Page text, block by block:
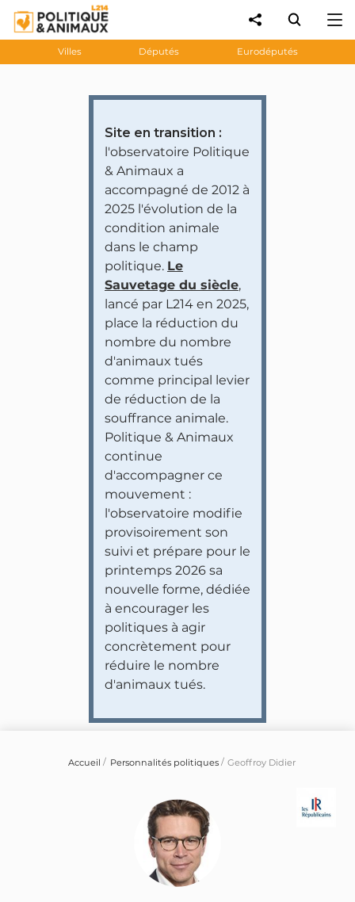
Villes Députés Eurodéputés
Site en transition :
l'observatoire Politique
& Animaux a
accompagné de 2012 à
2025 l'évolution de la
condition animale
dans le champ
politique. Le
Sauvetage du siècle,
lancé par L214 en 2025,
place la réduction du
nombre du nombre
d'animaux tués
comme principal levier
de réduction de la
souffrance animale.
Politique & Animaux
continue
d'accompagner ce
mouvement :
l'observatoire modifie
provisoirement son
suivi et prépare pour le
printemps 2026 sa
nouvelle forme, dédiée
à encourager les
politiques à agir
concrètement pour
réduire le nombre
d'animaux tués.
Accueil Personnalités politiques Geoffroy Didier